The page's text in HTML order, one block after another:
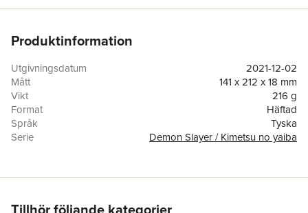
Produktinformation
Utgivningsdatum
2021-12-02
Mått
141 x 212 x 18 mm
Vikt
216 g
Format
Häftad
Språk
Tyska
Serie
Demon Slayer / Kimetsu no yaiba
ISBN
9783964334114
Översättare